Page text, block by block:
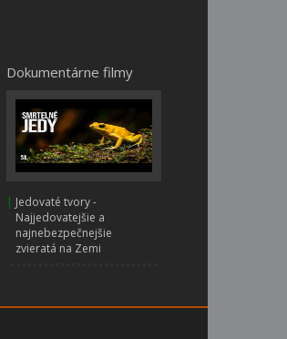
Dokumentárne filmy
| Jedovaté tvory -
Najjedovatejšie a
najnebezpečnejšie
zvieratá na Zemi